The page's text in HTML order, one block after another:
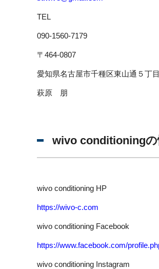
TEL
090-1560-7179
〒464-0807
愛知県名古屋市千種区東山通５丁
萩原 朋
wivo conditioningの
wivo conditioning HP
https://wivo-c.com
wivo conditioning Facebook
https://www.facebook.com/
wivo conditioning Instagram